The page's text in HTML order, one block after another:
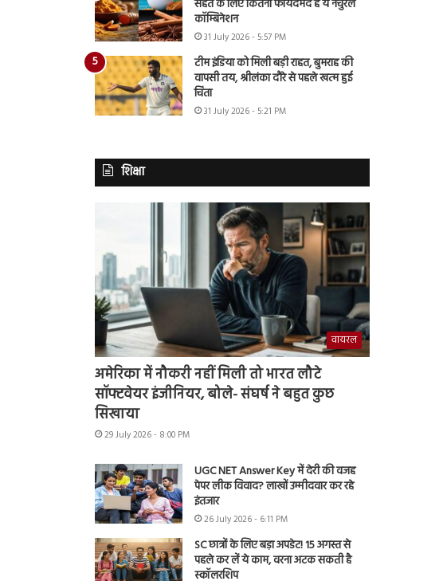
सेहत के लिए कितना फायदेमंद है ये नेचुरल
कॉम्बिनेशन
31 July 2026 - 5:57 PM
टीम इंडिया को मिली बड़ी राहत, बुमराह की
वापसी तय, श्रीलंका दौरे से पहले खत्म हुई
चिंता
31 July 2026 - 5:21 PM
शिक्षा
वायरल
अमेरिका में नौकरी नहीं मिली तो भारत लौटे
सॉफ्टवेयर इंजीनियर, बोले- संघर्ष ने बहुत कुछ
सिखाया
29 July 2026 - 8:00 PM
UGC NET Answer Key में देरी की वजह
पेपर लीक विवाद? लाखों उम्मीदवार कर रहे
इंतजार
26 July 2026 - 6:11 PM
SC छात्रों के लिए बड़ा अपडेट! 15 अगस्त से
पहले कर लें ये काम, वरना अटक सकती है
स्कॉलरशिप